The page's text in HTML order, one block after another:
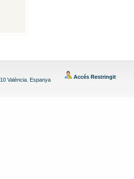
València. Espanya
Accés Restringit